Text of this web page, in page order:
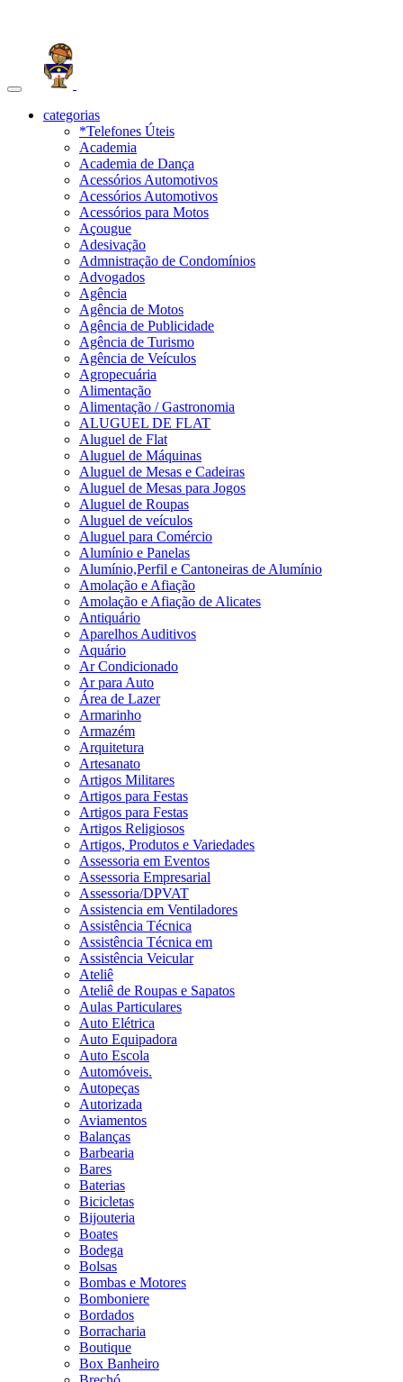
Toggle
navigationcategorias
*Telefones Úteis
Academia
Academia de Dança
Acessórios Automotivos
Acessórios Automotivos
Acessórios para Motos
Açougue
Adesivação
Admnistração de Condomínios
Advogados
Agência
Agência de Motos
Agência de Publicidade
Agência de Turismo
Agência de Veículos
Agropecuária
Alimentação
Alimentação / Gastronomia
ALUGUEL DE FLAT
Aluguel de Flat
Aluguel de Máquinas
Aluguel de Mesas e Cadeiras
Aluguel de Mesas para Jogos
Aluguel de Roupas
Aluguel de veículos
Aluguel para Comércio
Alumínio e Panelas
Alumínio,Perfil e Cantoneiras de Alumínio
Amolação e Afiação
Amolação e Afiação de Alicates
Antiquário
Aparelhos Auditivos
Aquário
Ar Condicionado
Ar para Auto
Área de Lazer
Armarinho
Armazém
Arquitetura
Artesanato
Artigos Militares
Artigos para Festas
Artigos para Festas
Artigos Religiosos
Artigos, Produtos e Variedades
Assessoria em Eventos
Assessoria Empresarial
Assessoria/DPVAT
Assistencia em Ventiladores
Assistência Técnica
Assistência Técnica em
Assistência Veicular
Ateliê
Ateliê de Roupas e Sapatos
Aulas Particulares
Auto Elétrica
Auto Equipadora
Auto Escola
Automóveis.
Autopeças
Autorizada
Aviamentos
Balanças
Barbearia
Bares
Baterias
Bicicletas
Bijouteria
Boates
Bodega
Bolsas
Bombas e Motores
Bomboniere
Bordados
Borracharia
Boutique
Box Banheiro